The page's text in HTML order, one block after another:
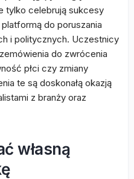
tylko celebrują sukcesy
do poruszania
i politycznych. Uczestnicy
do zwrócenia
płci czy zmiany
te są doskonałą okazją
z branży oraz
własną